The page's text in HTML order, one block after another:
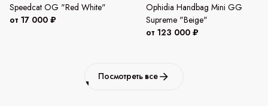
Speedcat OG "Red White"
от 17 000 ₽
Ophidia Handbag Mini GG
Supreme "Beige"
от 123 000 ₽
Посмотреть все